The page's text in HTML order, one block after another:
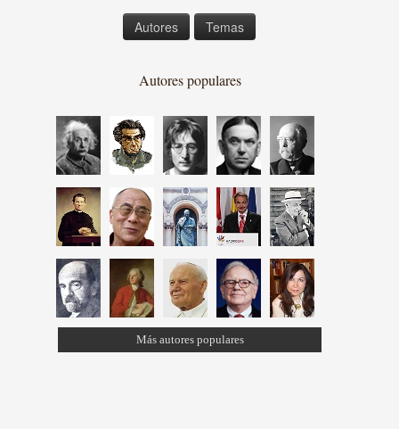
Autores Temas
Autores populares
Más autores populares